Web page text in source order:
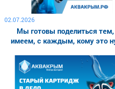
02.07.2026
Мы готовы поделиться тем,
имеем, с каждым, кому это